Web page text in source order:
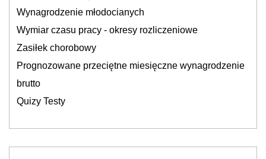
Wynagrodzenie młodocianych
Wymiar czasu pracy - okresy rozliczeniowe
Zasiłek chorobowy
Prognozowane przeciętne miesięczne wynagrodzenie
brutto
Quizy Testy